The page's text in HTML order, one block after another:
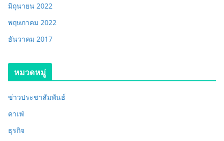
มิถุนายน 2022
พฤษภาคม 2022
ธันวาคม 2017
หมวดหมู่
ข่าวประชาสัมพันธ์
คาเฟ่
ธุรกิจ